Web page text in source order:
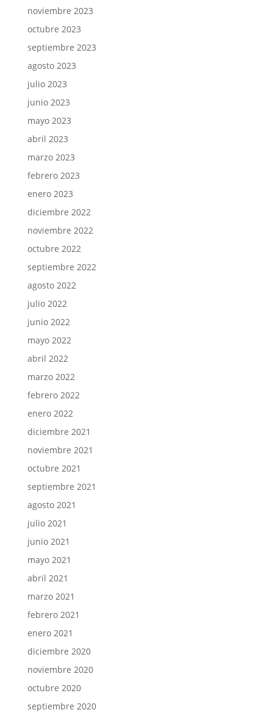
noviembre 2023
octubre 2023
septiembre 2023
agosto 2023
julio 2023
junio 2023
mayo 2023
abril 2023
marzo 2023
febrero 2023
enero 2023
diciembre 2022
noviembre 2022
octubre 2022
septiembre 2022
agosto 2022
julio 2022
junio 2022
mayo 2022
abril 2022
marzo 2022
febrero 2022
enero 2022
diciembre 2021
noviembre 2021
octubre 2021
septiembre 2021
agosto 2021
julio 2021
junio 2021
mayo 2021
abril 2021
marzo 2021
febrero 2021
enero 2021
diciembre 2020
noviembre 2020
octubre 2020
septiembre 2020